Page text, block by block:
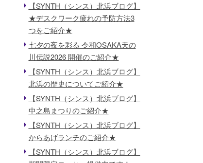
【SYNTH（シンス）北浜ブログ】
★デスクワーク疲れの予防方法3
つをご紹介★
七夕の夜を彩る 令和OSAKA天の
川伝説2026 開催のご紹介★
【SYNTH（シンス）北浜ブログ】
北浜の歴史についてご紹介★
【SYNTH（シンス）北浜ブログ】
中之島まつりのご紹介★
【SYNTH（シンス）北浜ブログ】
からあげランチのご紹介★
【SYNTH（シンス）北浜ブログ】